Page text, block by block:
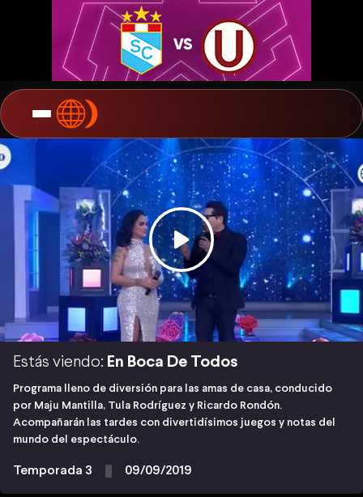
Estás viendo: En Boca De Todos
Programa lleno de diversión para las amas de casa, conducido
por Maju Mantilla, Tula Rodríguez y Ricardo Rondón.
Acompañarán las tardes con divertidísimos juegos y notas del
mundo del espectáculo.
Temporada 3 09/09/2019